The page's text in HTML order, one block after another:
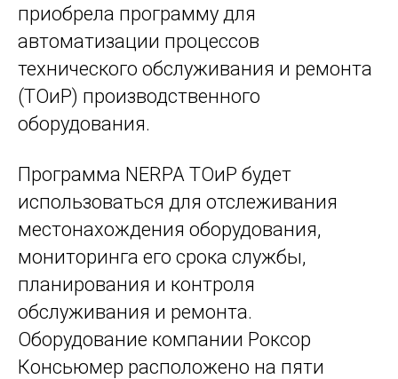
приобрела программу для
автоматизации процессов
технического обслуживания и ремонта
(ТОиР) производственного
оборудования.
Программа NERPA ТОиР будет
использоваться для отслеживания
местонахождения оборудования,
мониторинга его срока службы,
планирования и контроля
обслуживания и ремонта.
Оборудование компании Роксор
Консьюмер расположено на пяти